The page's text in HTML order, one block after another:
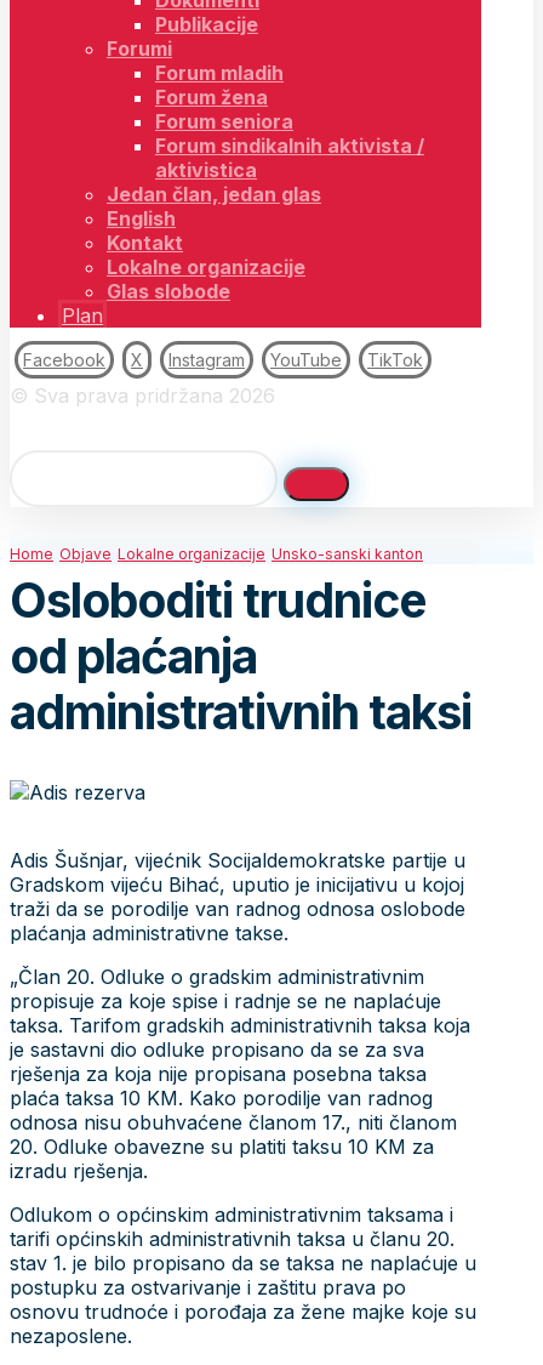
Publikacije
Forumi
Forum mladih
Forum žena
Forum seniora
Forum sindikalnih aktivista /
aktivistica
Jedan član, jedan glas
English
Kontakt
Lokalne organizacije
Glas slobode
Plan
Facebook X Instagram YouTube TikTok
© Sva prava pridržana 2026
Home Objave Lokalne organizacije Unsko-sanski kanton
Osloboditi trudnice
od plaćanja
administrativnih taksi
Adis Šušnjar, vijećnik Socijaldemokratske partije u
Gradskom vijeću Bihać, uputio je inicijativu u kojoj
traži da se porodilje van radnog odnosa oslobode
plaćanja administrativne takse.
„Član 20. Odluke o gradskim administrativnim
propisuje za koje spise i radnje se ne naplaćuje
taksa. Tarifom gradskih administrativnih taksa koja
je sastavni dio odluke propisano da se za sva
rješenja za koja nije propisana posebna taksa
plaća taksa 10 KM. Kako porodilje van radnog
odnosa nisu obuhvaćene članom 17., niti članom
20. Odluke obavezne su platiti taksu 10 KM za
izradu rješenja.
Odlukom o općinskim administrativnim taksama i
tarifi općinskih administrativnih taksa u članu 20.
stav 1. je bilo propisano da se taksa ne naplaćuje u
postupku za ostvarivanje i zaštitu prava po
osnovu trudnoće i porođaja za žene majke koje su
nezaposlene.